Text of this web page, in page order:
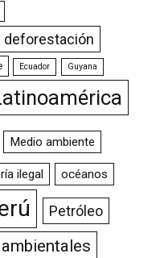
deforestación
Ecuador Guyana
Medio ambiente
ilegal océanos
Petróleo